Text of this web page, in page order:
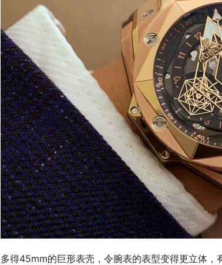
多得45mm的巨形表壳，令腕表的表型变得更立体